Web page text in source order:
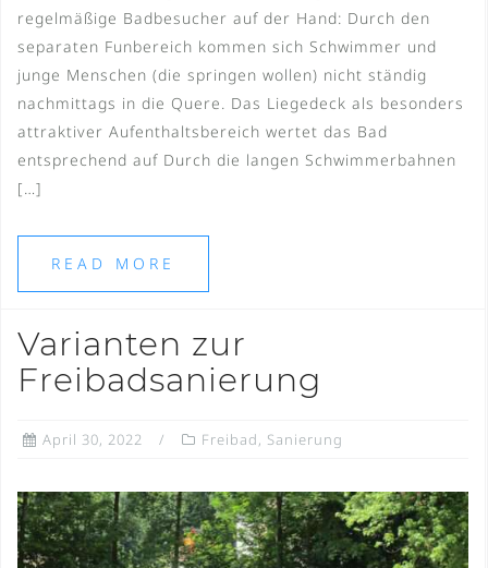
regelmäßige Badbesucher auf der Hand: Durch den
separaten Funbereich kommen sich Schwimmer und
junge Menschen (die springen wollen) nicht ständig
nachmittags in die Quere. Das Liegedeck als besonders
attraktiver Aufenthaltsbereich wertet das Bad
entsprechend auf Durch die langen Schwimmerbahnen
[…]
READ MORE
Varianten zur
Freibadsanierung
April 30, 2022 Freibad, Sanierung